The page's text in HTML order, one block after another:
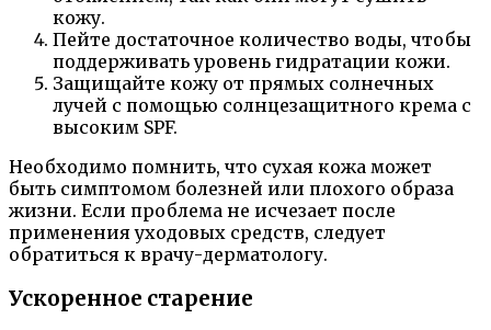
кожу.
Пейте достаточное количество воды, чтобы
поддерживать уровень гидратации кожи.
Защищайте кожу от прямых солнечных
лучей с помощью солнцезащитного крема с
высоким SPF.
Необходимо помнить, что сухая кожа может
быть симптомом болезней или плохого образа
жизни. Если проблема не исчезает после
применения уходовых средств, следует
обратиться к врачу-дерматологу.
Ускоренное старение